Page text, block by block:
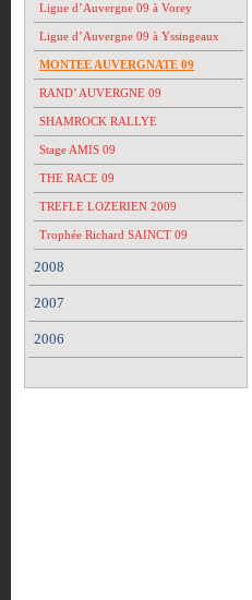
Ligue d’Auvergne 09 à Vorey
Ligue d’Auvergne 09 à Yssingeaux
MONTEE AUVERGNATE 09
RAND’ AUVERGNE 09
SHAMROCK RALLYE
Stage AMIS 09
THE RACE 09
TREFLE LOZERIEN 2009
Trophée Richard SAINCT 09
2008
2007
2006